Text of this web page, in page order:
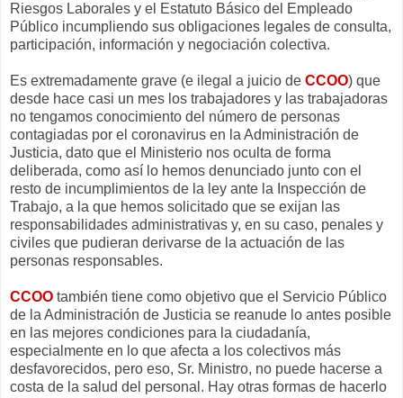
Riesgos Laborales y el Estatuto Básico del Empleado
Público incumpliendo sus obligaciones legales de consulta,
participación, información y negociación colectiva.
Es extremadamente grave (e ilegal a juicio de CCOO) que
desde hace casi un mes los trabajadores y las trabajadoras
no tengamos conocimiento del número de personas
contagiadas por el coronavirus en la Administración de
Justicia, dato que el Ministerio nos oculta de forma
deliberada, como así lo hemos denunciado junto con el
resto de incumplimientos de la ley ante la Inspección de
Trabajo, a la que hemos solicitado que se exijan las
responsabilidades administrativas y, en su caso, penales y
civiles que pudieran derivarse de la actuación de las
personas responsables.
CCOO también tiene como objetivo que el Servicio Público
de la Administración de Justicia se reanude lo antes posible
en las mejores condiciones para la ciudadanía,
especialmente en lo que afecta a los colectivos más
desfavorecidos, pero eso, Sr. Ministro, no puede hacerse a
costa de la salud del personal. Hay otras formas de hacerlo